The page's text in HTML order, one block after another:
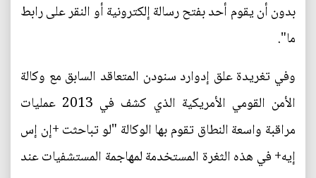
بدون أن يقوم أحد بفتح رسالة إلكترونية أو النقر على رابط
ما".
وفي تغريدة علق إدوارد سنودن المتعاقد السابق مع وكالة
الأمن القومي الأمريكية الذي كشف في 2013 عمليات
مراقبة واسعة النطاق تقوم بها الوكالة "لو تباحثت +إن إس
إيه+ في هذه الثغرة المستخدمة لمهاجمة المستشفيات عند